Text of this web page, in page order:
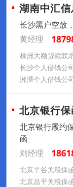
湖南中汇
长沙黑户空放
黄经理
株洲大额贷款联
长沙个人借钱公
湘潭个人借钱公
北京银行
北京银行履约
函
刘经理
北京平谷关税保
北京昌平关税保